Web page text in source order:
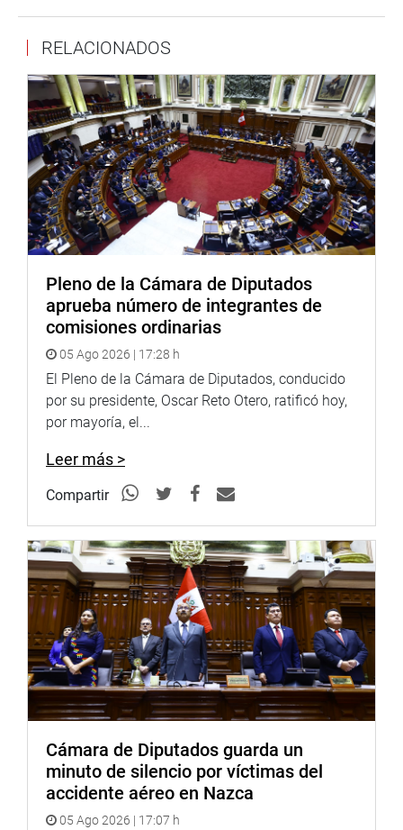
RELACIONADOS
Pleno de la Cámara de Diputados
aprueba número de integrantes de
comisiones ordinarias
05 Ago 2026 | 17:28 h
El Pleno de la Cámara de Diputados, conducido
por su presidente, Oscar Reto Otero, ratificó hoy,
por mayoría, el...
Leer más >
Compartir
Cámara de Diputados guarda un
minuto de silencio por víctimas del
accidente aéreo en Nazca
05 Ago 2026 | 17:07 h